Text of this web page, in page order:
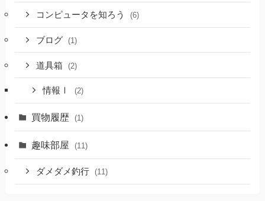
コンピュータを知ろう (6)
ブログ (1)
道具箱 (2)
情報Ⅰ (2)
買物履歴 (1)
趣味部屋 (11)
ダメダメ釣行 (11)